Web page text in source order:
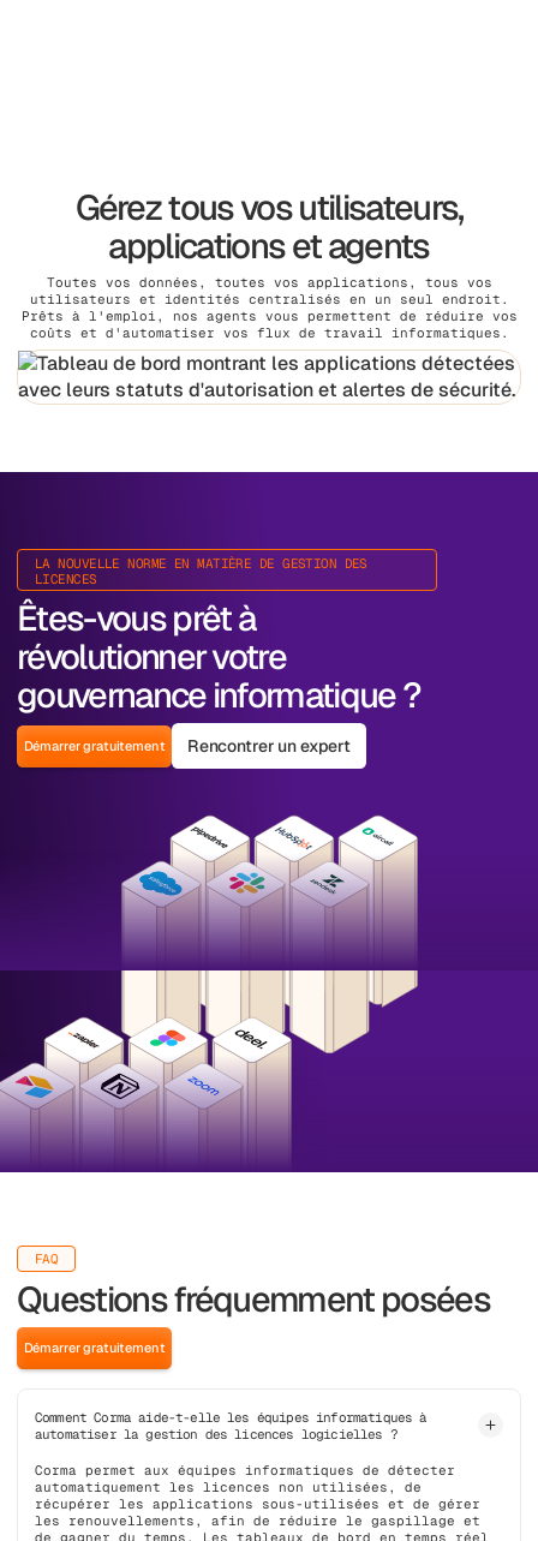
Gérez tous vos utilisateurs,
applications et agents
Toutes vos données, toutes vos applications, tous vos
utilisateurs et identités centralisés en un seul endroit.
Prêts à l'emploi, nos agents vous permettent de réduire vos
coûts et d'automatiser vos flux de travail informatiques.
LA NOUVELLE NORME EN MATIÈRE DE GESTION DES
LICENCES
Êtes-vous prêt à
révolutionner votre
gouvernance informatique ?
Démarrer gratuitement Rencontrer un expert
FAQ
Questions fréquemment posées
Démarrer gratuitement
Comment Corma aide-t-elle les équipes informatiques à
automatiser la gestion des licences logicielles ?
Corma permet aux équipes informatiques de détecter
automatiquement les licences non utilisées, de
récupérer les applications sous-utilisées et de gérer
les renouvellements, afin de réduire le gaspillage et
de gagner du temps. Les tableaux de bord en temps réel